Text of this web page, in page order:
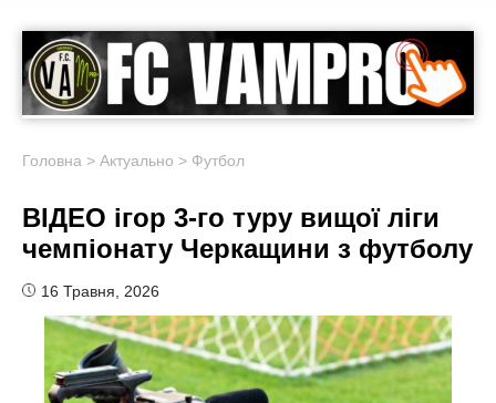
Головна > Актуально > Футбол
ВІДЕО ігор 3-го туру вищої ліги
чемпіонату Черкащини з футболу
16 Травня, 2026